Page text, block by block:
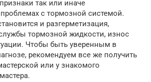
так или иначе
с тормозной системой.
и разгерметизация,
тормозной жидкости, износ
Чтобы быть уверенным в
рекомендуем все же получить
или у знакомого